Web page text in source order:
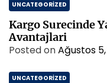
UNCATEGORIZED
Kargo Surecinde
Avantajlari
Posted onAğustos
UNCATEGORIZED